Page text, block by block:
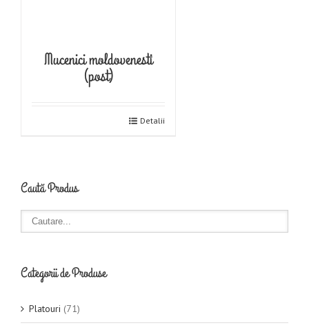
Mucenici moldovenesti
(post)
Detalii
Caută Produs
Categorii de Produse
Platouri (71)